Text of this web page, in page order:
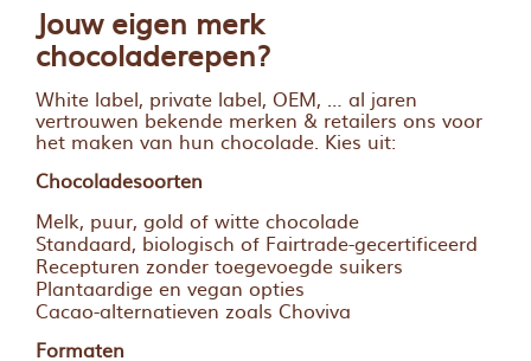
Jouw eigen merk
chocoladerepen?
White label, private label, OEM, … al jaren
vertrouwen bekende merken & retailers ons voor
het maken van hun chocolade. Kies uit:
Chocoladesoorten
Melk, puur, gold of witte chocolade
Standaard, biologisch of Fairtrade-gecertificeerd
Recepturen zonder toegevoegde suikers
Plantaardige en vegan opties
Cacao-alternatieven zoals Choviva
Formaten